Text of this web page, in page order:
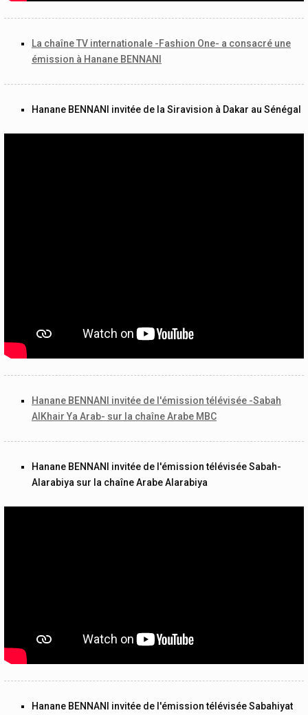
La chaîne TV internationale -Fashion One- a consacré une
émission à Hanane BENNANI
Hanane BENNANI invitée de la Siravision à Dakar au Sénégal
Hanane BENNANI invitée de l'émission télévisée -Sabah
AlKhair Ya Arab- sur la chaîne Arabe MBC
Hanane BENNANI invitée de l'émission télévisée Sabah-
Alarabiya sur la chaîne Arabe Alarabiya
Hanane BENNANI invitée de l'émission télévisée Sabahiyat